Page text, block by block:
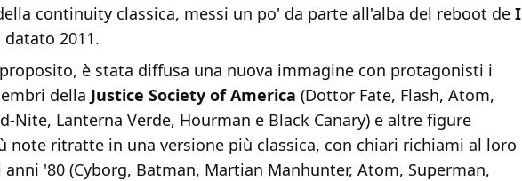
continuity classica, messi un po' da parte all'alba del reboot de I
datato 2011.
è stata diffusa una nuova immagine con protagonisti i
della Justice Society of America (Dottor Fate, Flash, Atom,
Nite, Lanterna Verde, Hourman e Black Canary) e altre figure
note ritratte in una versione più classica, con chiari richiami al loro
'80 (Cyborg, Batman, Martian Manhunter, Atom, Superman,